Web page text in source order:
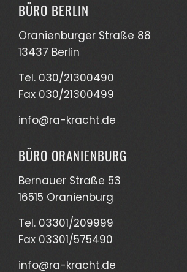
BÜRO BERLIN
Oranienburger Straße 88
13437 Berlin
Tel. 030/21300490
Fax 030/21300499
info@ra-kracht.de
BÜRO ORANIENBURG
Bernauer Straße 53
16515 Oranienburg
Tel. 03301/209999
Fax 03301/575490
info@ra-kracht.de